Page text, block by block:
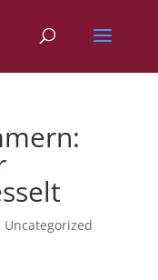
Uncategorized